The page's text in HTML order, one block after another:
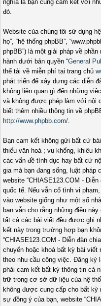
nghĩa là bạn cũng cam kết với
đó.
Website của chúng tôi sử dụng
họ”, “hệ thống phpBB”,
phpBB”) là một giải pháp về
hành dưới bản quyền “General
thể tải về miễn phí tại trang chủ
phát triển để xây dựng các diễn
không liên quan gì đến những
và không được phép làm với nội
biết thêm nhiều thông tin về
http://www.phpbb.com/.
Bạn cam kết không gửi bất cứ
thiếu văn hoá ; vu khống, khiêu
các vấn đề tình dục hay bất cứ
gia mà bạn đang sống, luật pháp
website “CHIASE123.COM -
quốc tế. Nếu vẫn cố tình vi
vào website giống như một số
bạn vẫn cho rằng những điều
tất cả các bài viết đều được ghi
kết này trong trường hợp bạn
“CHIASE123.COM - Diễn đàn
chuyển hoặc khoá bất kỳ bài
theo nhu cầu công việc. Đăng ký
phải cam kết bất kỳ thông tin cá
trữ trong cơ sở dữ liệu của hệ
không được cung cấp cho bất
sự đồng ý của bạn, website